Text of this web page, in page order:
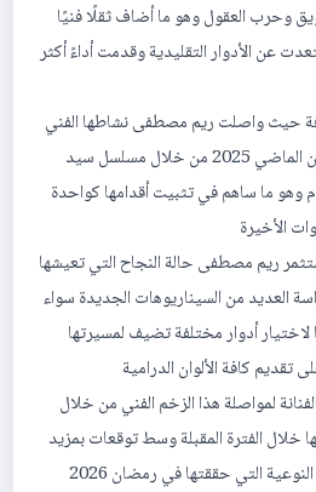
وحرب العقول وهو ما أضاف ثقلًا فنيًا
عن الأدوار التقليدية وقدمت أداءً أكثر
حيث واصلت ريم مصطفى نشاطها الفني
بعد مشاركتها في موسم رمضان الماضي 2025 من خلال مسلسل سيد
وهو ما ساهم في تثبيت أقدامها كواحدة
الأخيرة
ريم مصطفى حالة النجاح التي تعيشها
العديد من السيناريوهات الجديدة سواء
لاختيار أدوار مختلفة تضيف لمسيرتها
تقديم كافة الألوان الدرامية
لمواصلة هذا الزخم الفني من خلال
الفترة المقبلة وسط توقعات بمزيد
من النجاحات خاصة بعد النقلة النوعية التي حققتها في رمضان 2026